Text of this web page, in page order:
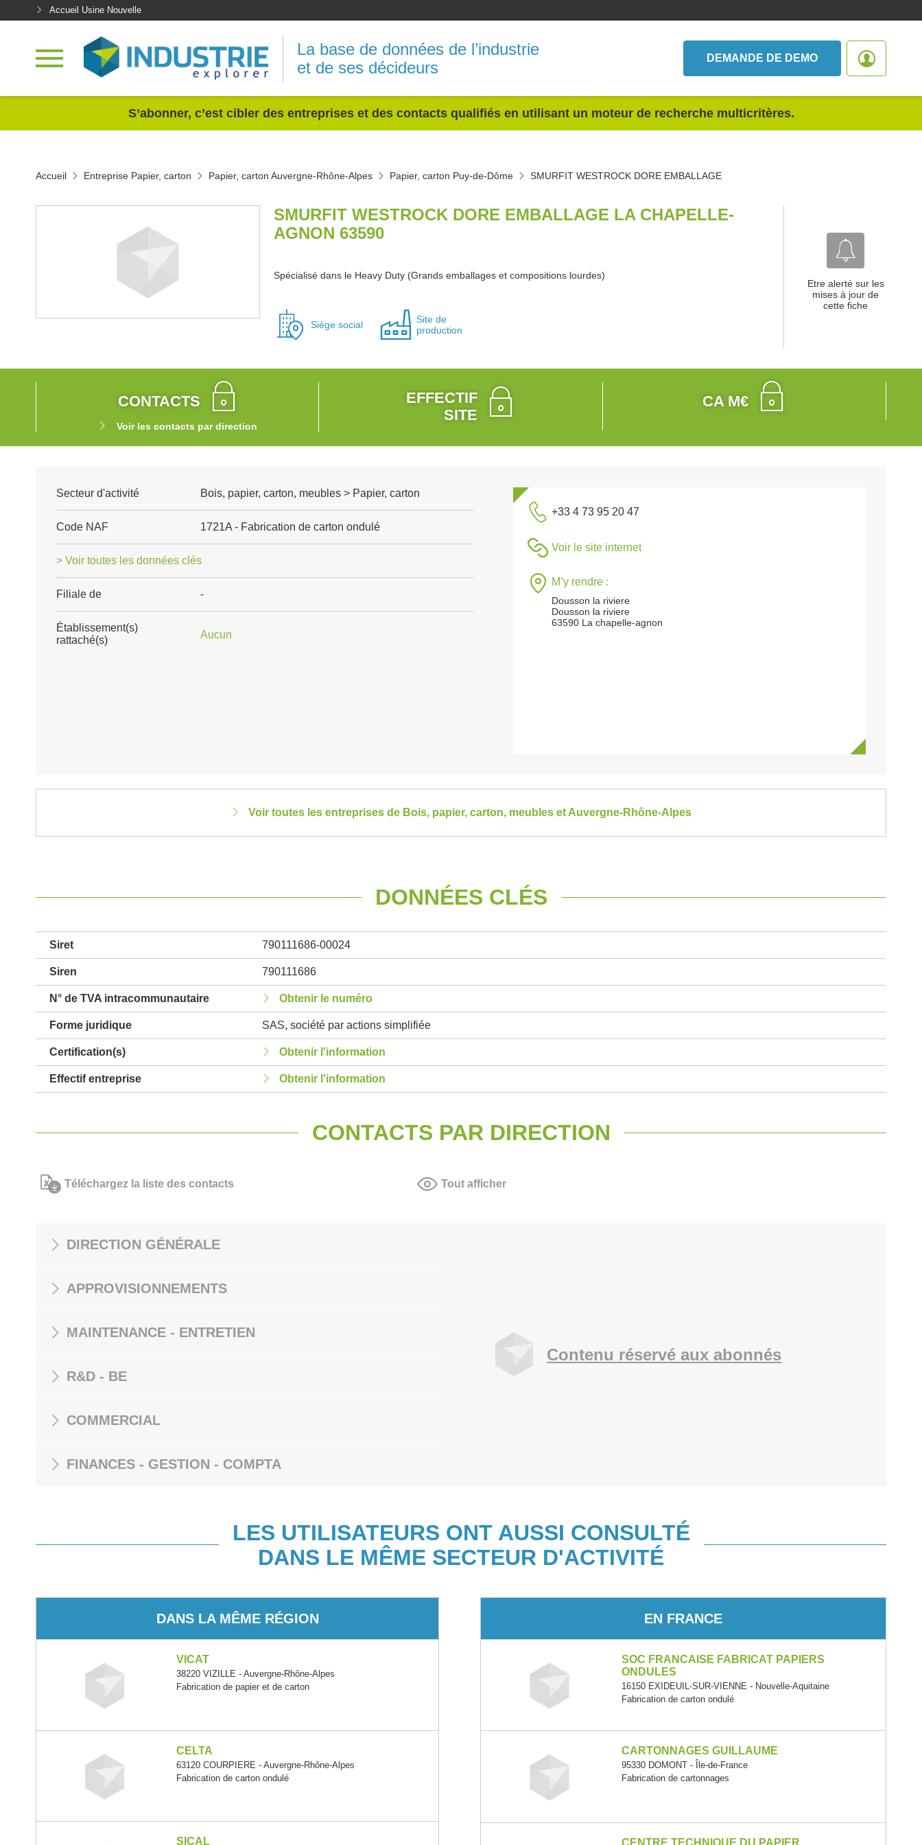
Accueil Usine Nouvelle
La base de données de l’industrie
et de ses décideurs
DEMANDE DE DEMO
S’abonner, c’est cibler des entreprises et des contacts qualifiés en utilisant un moteur de recherche multicritères.
Accueil Entreprise Papier, carton Papier, carton Auvergne-Rhône-Alpes Papier, carton Puy-de-Dôme SMURFIT WESTROCK DORE EMBALLAGE
SMURFIT WESTROCK DORE EMBALLAGE LA CHAPELLE-
AGNON 63590
Spécialisé dans le Heavy Duty (Grands emballages et compositions lourdes)
Siège social
Site de
production
Etre alerté sur les
mises à jour de
cette fiche
CONTACTS
Voir les contacts par direction
EFFECTIF
SITE
CA M€
Secteur d'activité Bois, papier, carton, meubles > Papier, carton
Code NAF 1721A - Fabrication de carton ondulé
> Voir toutes les données clés
Filiale de -
Établissement(s)
rattaché(s)
Aucun
+33 4 73 95 20 47
Voir le site internet
M’y rendre :
Dousson la riviere
Dousson la riviere
63590 La chapelle-agnon
Voir toutes les entreprises de Bois, papier, carton, meubles et Auvergne-Rhône-Alpes
DONNÉES CLÉS
Siret 790111686-00024
Siren 790111686
N° de TVA intracommunautaire Obtenir le numéro
Forme juridique SAS, société par actions simplifiée
Certification(s) Obtenir l'information
Effectif entreprise Obtenir l'information
CONTACTS PAR DIRECTION
Téléchargez la liste des contacts Tout afficher
DIRECTION GÉNÉRALE
APPROVISIONNEMENTS
MAINTENANCE - ENTRETIEN
R&D - BE
COMMERCIAL
FINANCES - GESTION - COMPTA
Contenu réservé aux abonnés
LES UTILISATEURS ONT AUSSI CONSULTÉ
DANS LE MÊME SECTEUR D'ACTIVITÉ
DANS LA MÊME RÉGION
VICAT
38220 VIZILLE - Auvergne-Rhône-Alpes
Fabrication de papier et de carton
CELTA
63120 COURPIERE - Auvergne-Rhône-Alpes
Fabrication de carton ondulé
SICAL
EN FRANCE
SOC FRANCAISE FABRICAT PAPIERS
ONDULES
16150 EXIDEUIL-SUR-VIENNE - Nouvelle-Aquitaine
Fabrication de carton ondulé
CARTONNAGES GUILLAUME
95330 DOMONT - Île-de-France
Fabrication de cartonnages
CENTRE TECHNIQUE DU PAPIER